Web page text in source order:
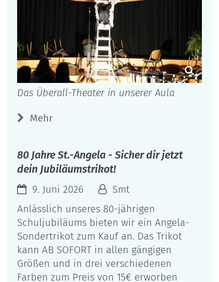
Das Überall-Theater in unserer Aula
Mehr
80 Jahre St.-Angela - Sicher dir jetzt
dein Jubiläumstrikot!
9. Juni 2026
Smt
Anlässlich unseres 80-jährigen
Schuljubiläums bieten wir ein Angela-
Sondertrikot zum Kauf an. Das Trikot
kann AB SOFORT in allen gängigen
Größen und in drei verschiedenen
Farben zum Preis von 15€ erworben